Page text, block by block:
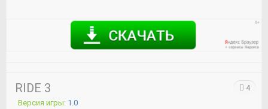
RIDE 3
Версия игры: 1.0
4